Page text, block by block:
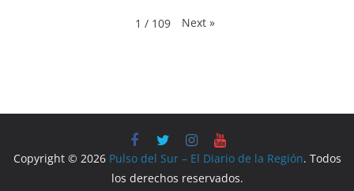
1 / 109 Next »
Copyright © 2026 Pulso del Sur – El Diario de la Región. Todos
los derechos reservados.